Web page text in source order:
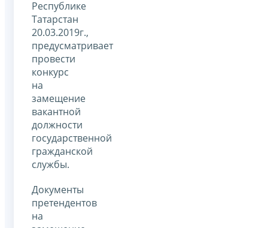
Республике
Татарстан
20.03.2019г.,
предусматривает
провести
конкурс
на
замещение
вакантной
должности
государственной
гражданской
службы.
Документы
претендентов
на